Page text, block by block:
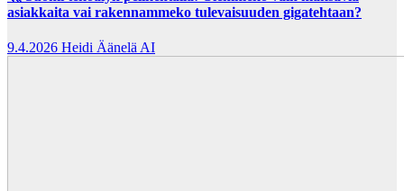
asiakkaita vai rakennammeko tulevaisuuden gigatehtaan?
9.4.2026 Heidi Äänelä AI